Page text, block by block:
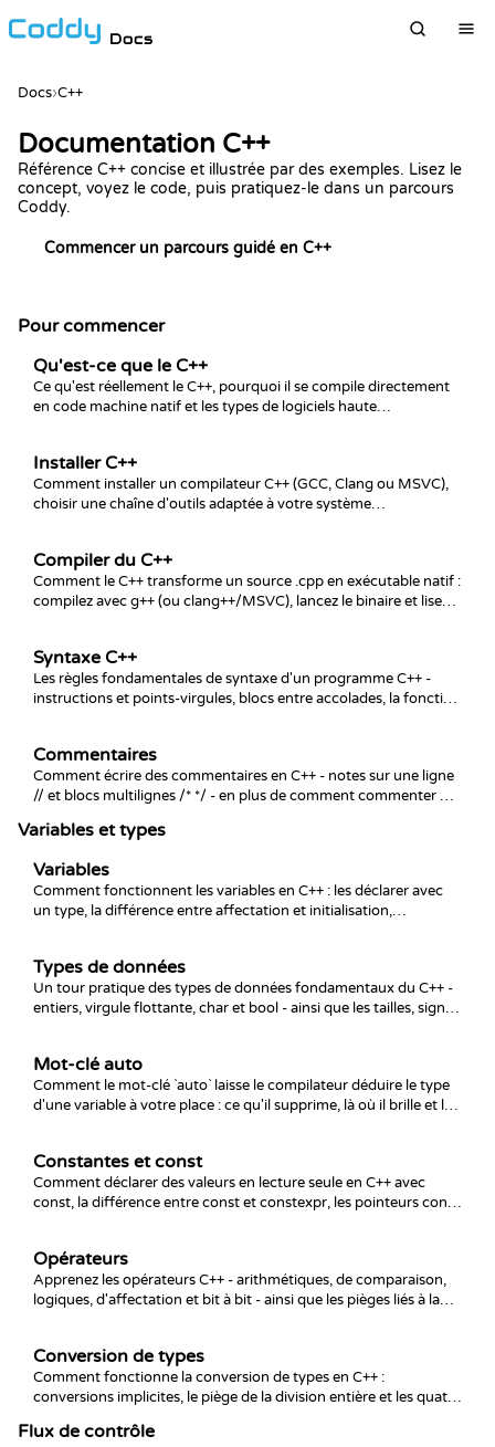
Docs
Docs›C++
Documentation C++
Référence C++ concise et illustrée par des exemples. Lisez le
concept, voyez le code, puis pratiquez-le dans un parcours
Coddy.
Commencer un parcours guidé en C++
Pour commencer
Qu'est-ce que le C++
Ce qu'est réellement le C++, pourquoi il se compile directement
en code machine natif et les types de logiciels haute
Installer C++
Comment installer un compilateur C++ (GCC, Clang ou MSVC),
choisir une chaîne d'outils adaptée à votre système
Compiler du C++
Comment le C++ transforme un source .cpp en exécutable natif :
compilez avec g++ (ou clang++/MSVC), lancez le binaire et lisez
Syntaxe C++
Les règles fondamentales de syntaxe d'un programme C++ -
instructions et points-virgules, blocs entre accolades, la fonction
Commentaires
Comment écrire des commentaires en C++ - notes sur une ligne
// et blocs multilignes /* */ - en plus de comment commenter du
ce qui rend un commentaire utile à conserver.
Variables et types
Variables
Comment fonctionnent les variables en C++ : les déclarer avec
un type, la différence entre affectation et initialisation,
Types de données
Un tour pratique des types de données fondamentaux du C++ -
entiers, virgule flottante, char et bool - ainsi que les tailles, signed
Mot-clé auto
Comment le mot-clé `auto` laisse le compilateur déduire le type
d'une variable à votre place : ce qu'il supprime, là où il brille et les
Constantes et const
Comment déclarer des valeurs en lecture seule en C++ avec
const, la différence entre const et constexpr, les pointeurs const
Opérateurs
Apprenez les opérateurs C++ - arithmétiques, de comparaison,
logiques, d'affectation et bit à bit - ainsi que les pièges liés à la
Conversion de types
Comment fonctionne la conversion de types en C++ :
conversions implicites, le piège de la division entière et les quatre
dynamic_cast), avec les subtilités qui provoquent une perte de
Flux de contrôle